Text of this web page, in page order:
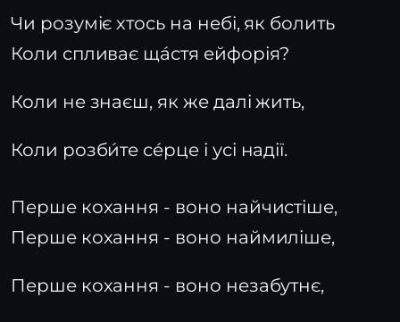
Чи розуміє хтось на небі, як болить
Коли спливає ща́стя ейфорія?
Коли не знаєш, як же далі жить,
Коли розби́те се́рце і усі надії.
Перше кохання - воно найчистіше,
Перше кохання - воно наймиліше,
Перше кохання - воно незабутнє,